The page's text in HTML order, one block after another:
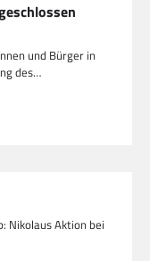
und Bürger in
des…
Nikolaus Aktion bei